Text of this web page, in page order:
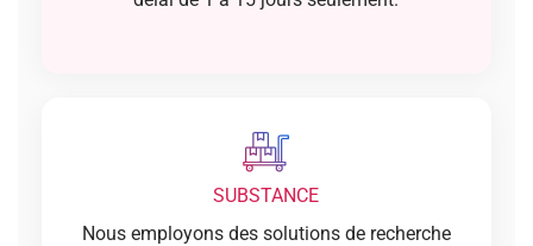
SUBSTANCE
Nous employons des solutions de recherche